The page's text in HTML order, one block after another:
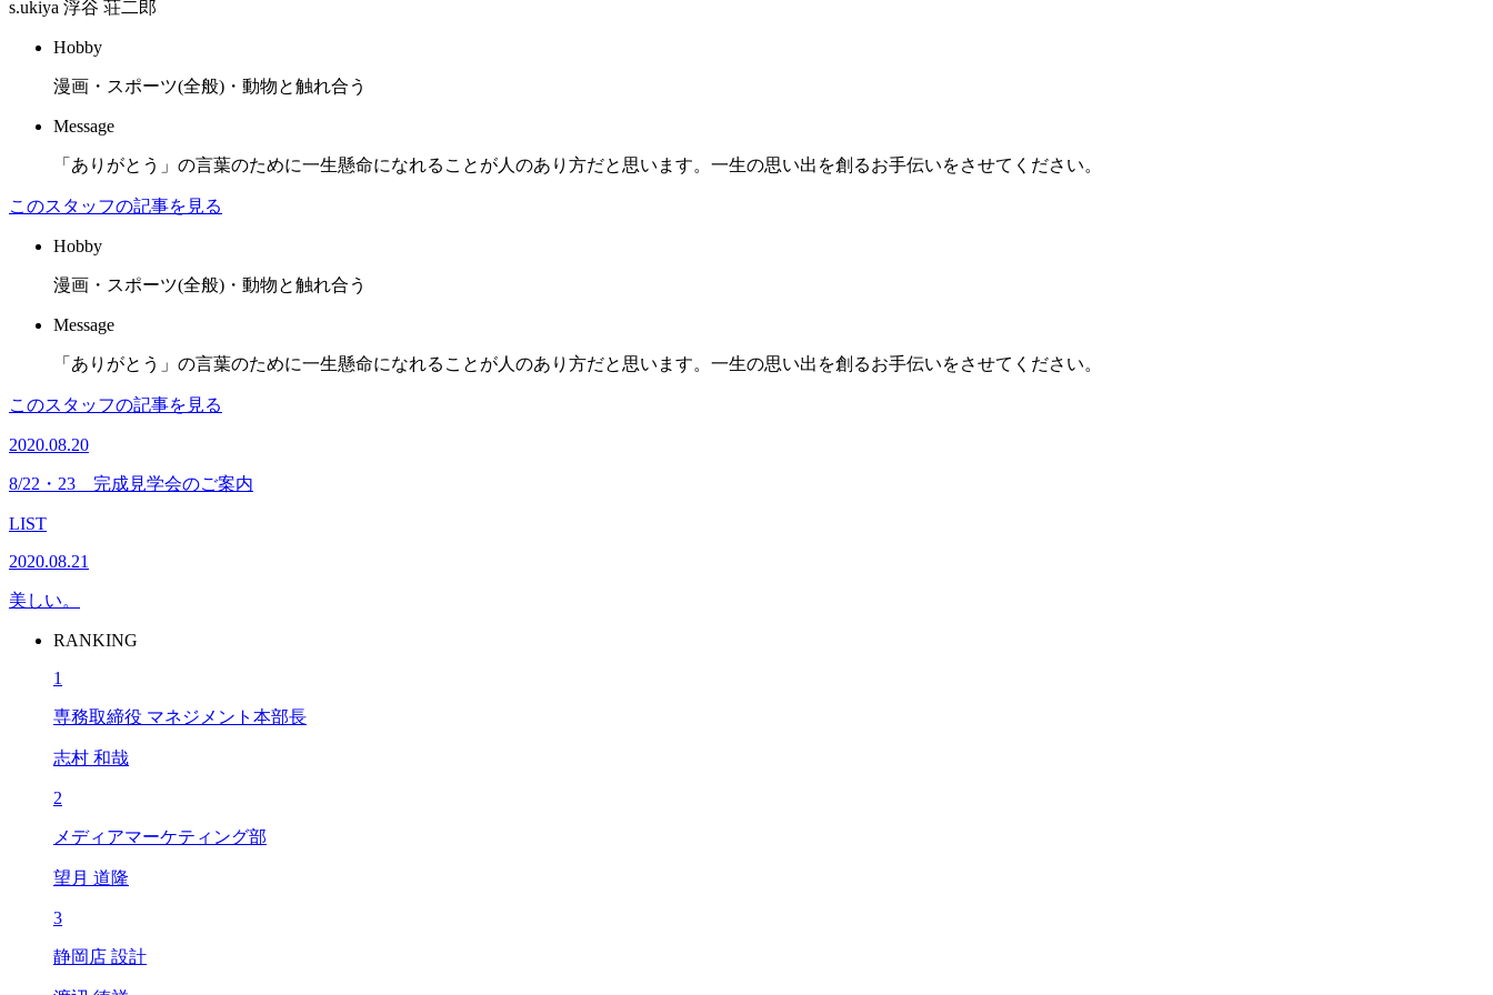
s.ukiya 浮谷 荘二郎
Hobby
漫画・スポーツ(全般)・動物と触れ合う
Message
「ありがとう」の言葉のために一生懸命になれることが人のあり方だと思います。一生の思い出を創るお手伝いをさせてください。
このスタッフの記事を見る
Hobby
漫画・スポーツ(全般)・動物と触れ合う
Message
「ありがとう」の言葉のために一生懸命になれることが人のあり方だと思います。一生の思い出を創るお手伝いをさせてください。
このスタッフの記事を見る
2020.08.20
8/22・23 完成見学会のご案内
LIST
2020.08.21
美しい。
RANKING
1
専務取締役 マネジメント本部長
志村 和哉
2
メディアマーケティング部
望月 道隆
3
静岡店 設計